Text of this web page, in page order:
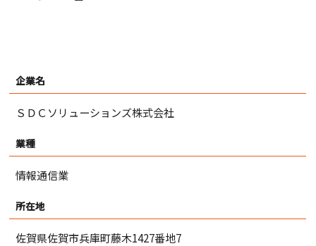
企業名
ＳＤＣソリューションズ株式会社
業種
情報通信業
所在地
佐賀県佐賀市兵庫町藤木1427番地7